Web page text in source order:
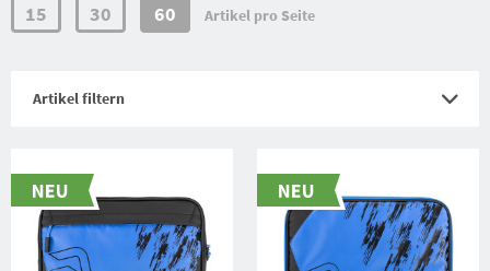
Artikel filtern
15 30 60 Artikel pro Seite